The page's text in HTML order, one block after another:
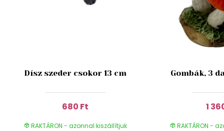
Dísz szeder csokor 13 cm
680 Ft
RAKTÁRON - azonnal kiszállítjuk
Gombák, 3
1
RAKTÁRON -